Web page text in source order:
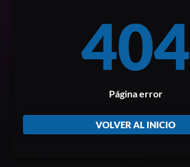
404
Página error
VOLVER AL INICIO